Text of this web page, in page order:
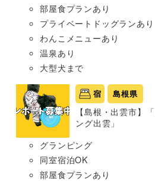
部屋食プランあり
プライベートドッグランあり
わんこメニューあり
温泉あり
大型犬まで
宿 島根県
【島根・出雲市】
ング出雲」
グランピング
同室宿泊OK
部屋食プランあり